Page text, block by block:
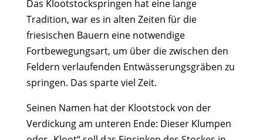
Das Klootstockspringen hat eine lange
Tradition, war es in alten Zeiten für die
friesischen Bauern eine notwendige
Fortbewegungsart, um über die zwischen den
Feldern verlaufenden Entwässerungsgräben zu
springen. Das sparte viel Zeit.
Seinen Namen hat der Klootstock von der
Verdickung am unteren Ende: Dieser Klumpen